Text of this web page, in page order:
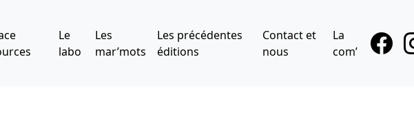
Le
labo
Les
mar’mots
Les précédentes
éditions
Contact et
nous
La
com’